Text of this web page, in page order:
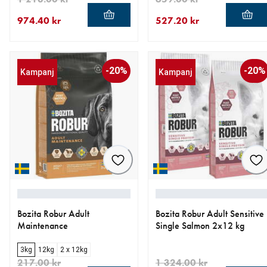
974.40 kr 527.20 kr
Kampanj -20%
Bozita Robur Adult
Maintenance
3kg 12kg 2 x 12kg
217.00 kr
Kampanj -20%
Bozita Robur Adult Sensitive
Single Salmon 2x12 kg
1 324.00 kr